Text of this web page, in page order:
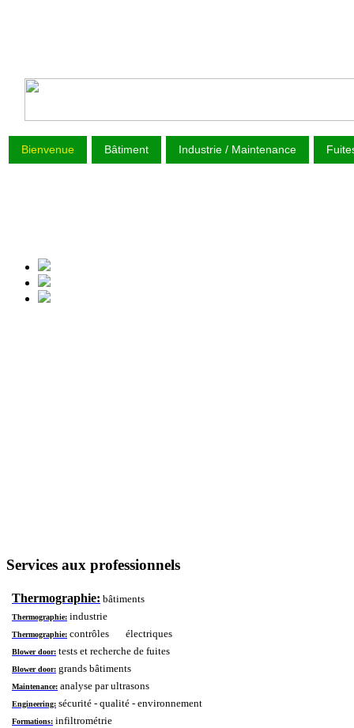
Bienvenue Bâtiment Industrie / Maintenance
Services aux professionnels
Thermographie: bâtiments
Thermographie: industrie
Thermographie: contrôles électriques
Blower door: tests et recherche de fuites
Blower door: grands bâtiments
Maintenance: analyse par ultrasons
Engineering: sécurité - qualité - environnement
Formations: infiltrométrie